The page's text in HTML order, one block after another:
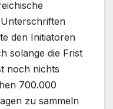
den Initiatoren
solange die Frist
noch nichts
700.000
zu sammeln